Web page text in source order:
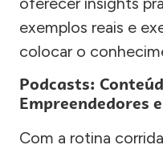
exemplos reais e
colocar o
Podcasts:
Empreendedores
Com a rotina